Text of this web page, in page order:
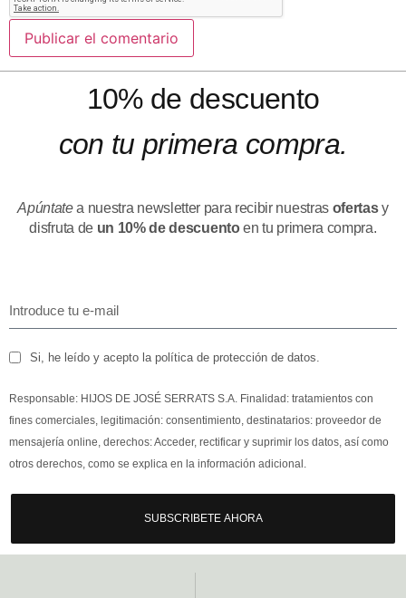
10% de descuento
con tu primera compra.
Apúntatea nuestra newsletter para recibir nuestras ofertasy
disfruta de un 10% de descuentoen tu primera compra.
Si, he leído y acepto la política de protección de datos.
Responsable: HIJOS DE JOSÉ SERRATS S.A. Finalidad: tratamientos con
fines comerciales, legitimación: consentimiento, destinatarios: proveedor de
mensajería online, derechos: Acceder, rectificar y suprimir los datos, así como
otros derechos, como se explica en la información adicional.
SUBSCRIBETE AHORA